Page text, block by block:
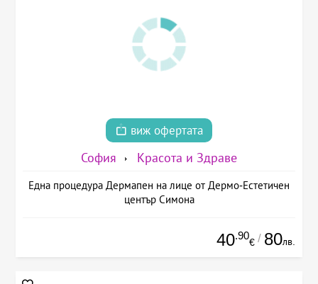
виж офертата
София Красота и Здраве
Една процедура Дермапен на лице от Дермо-Естетичен
център Симона
40.90
€ / 80лв.